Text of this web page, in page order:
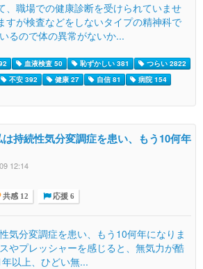
、職場での健康診断を受けられていませ
すが検査などをしないタイプの精神科で
るので体の異常がないか...
血液検査 50 恥ずかしい 381
つらい 2822
不安 392 健康 27 自信 81
病院 154
持続性気分変調症を患い、もう10何年
12:14
共感 12 応援 6
気分変調症を患い、もう10何年になりま
やプレッシャーを感じると、無気力が酷
以上、ひどい無...